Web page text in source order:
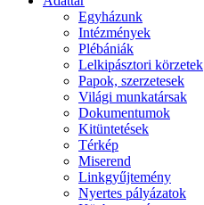
Egyházunk
Intézmények
Plébániák
Lelkipásztori körzetek
Papok, szerzetesek
Világi munkatársak
Dokumentumok
Kitüntetések
Térkép
Miserend
Linkgyűjtemény
Nyertes pályázatok